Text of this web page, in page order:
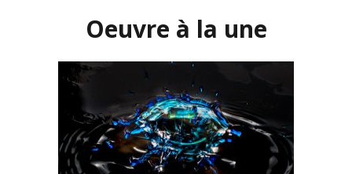
Oeuvre à la une